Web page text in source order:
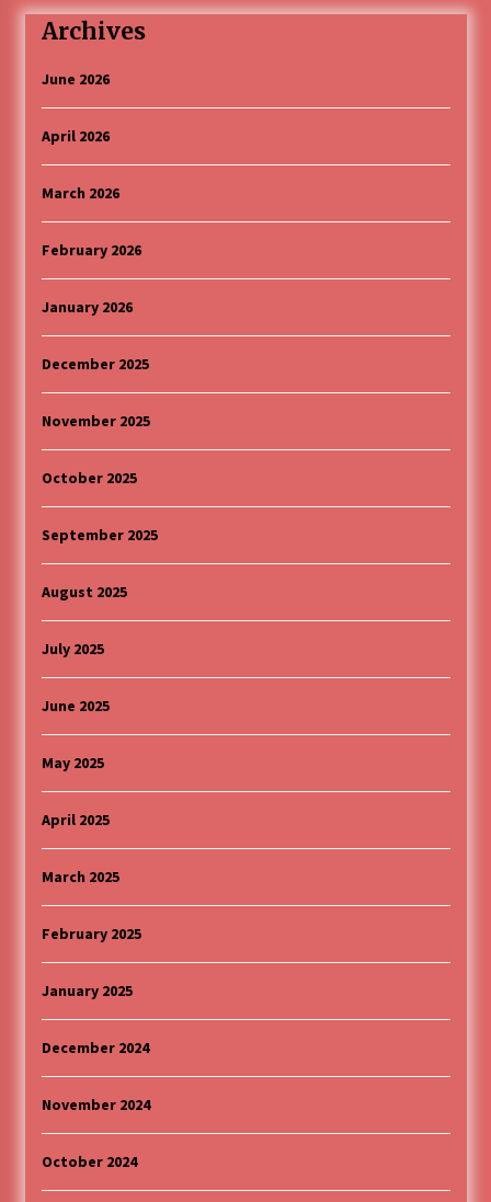
Archives
June 2026
April 2026
March 2026
February 2026
January 2026
December 2025
November 2025
October 2025
September 2025
August 2025
July 2025
June 2025
May 2025
April 2025
March 2025
February 2025
January 2025
December 2024
November 2024
October 2024